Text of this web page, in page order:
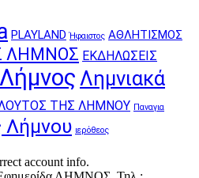
PLAYLAND Ήφαιστος ΑΘΛΗΤΙΣΜΟΣ
ΛΗΜΝΟΣ ΕΚΔΗΛΩΣΕΙΣ
Λήμνος Λημνιακά
ΤΗΣ ΛΗΜΝΟΥ Παναγια
Λήμνου ιερόθεος
account info.